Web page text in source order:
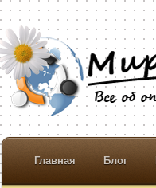
Главная Блог